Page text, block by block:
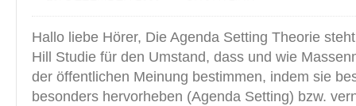
Hallo liebe Hörer, Die Agenda Setting Theorie
Hill Studie für den Umstand, dass und wie
der öffentlichen Meinung bestimmen, indem sie
besonders hervorheben (Agenda Setting) bzw.